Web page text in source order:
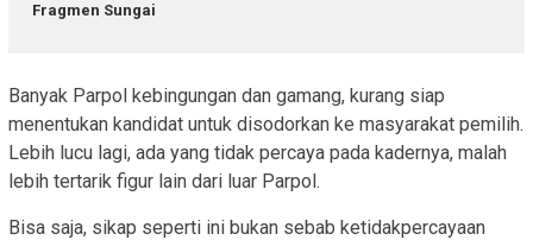
Fragmen Sungai
Banyak Parpol kebingungan dan gamang, kurang siap
menentukan kandidat untuk disodorkan ke masyarakat pemilih.
Lebih lucu lagi, ada yang tidak percaya pada kadernya, malah
lebih tertarik figur lain dari luar Parpol.
Bisa saja, sikap seperti ini bukan sebab ketidakpercayaan